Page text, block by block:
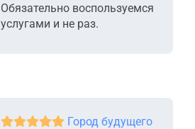
Обязательно воспользуемся
услугами и не раз.
Город будущего